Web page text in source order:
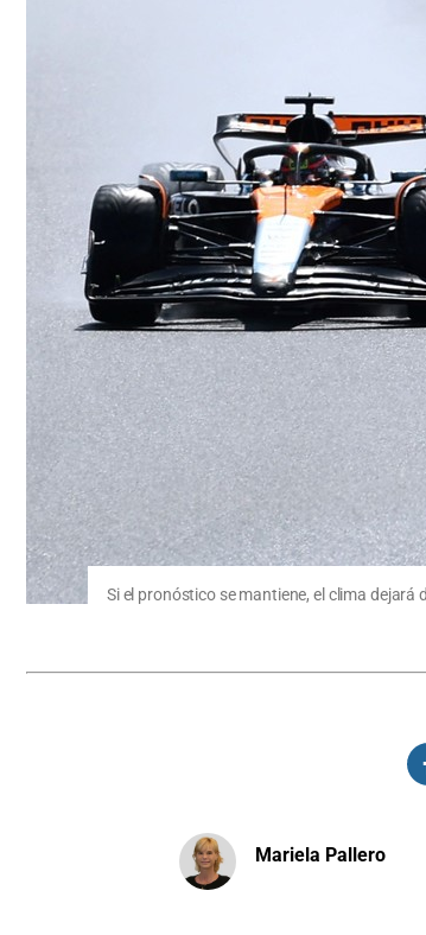
Si el pronóstico se mantiene, el clima
Mariela Pallero